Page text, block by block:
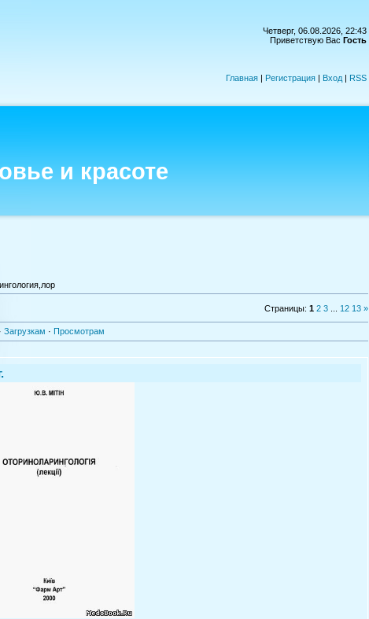
Четверг, 06.08.2026, 22:43
Приветствую Вас Гость
Главная | Регистрация | Вход | RSS
и красоте
Страницы: 1 2 3 12 13 »
· Загрузкам · Просмотрам